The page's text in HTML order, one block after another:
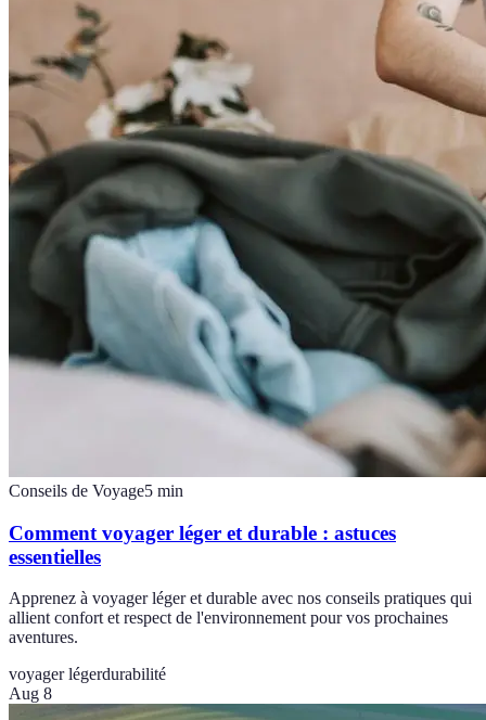
Conseils de Voyage5 min
Comment voyager léger et durable : astuces
essentielles
Apprenez à voyager léger et durable avec nos conseils pratiques qui
allient confort et respect de l'environnement pour vos prochaines
aventures.
voyager légerdurabilité
Aug 8